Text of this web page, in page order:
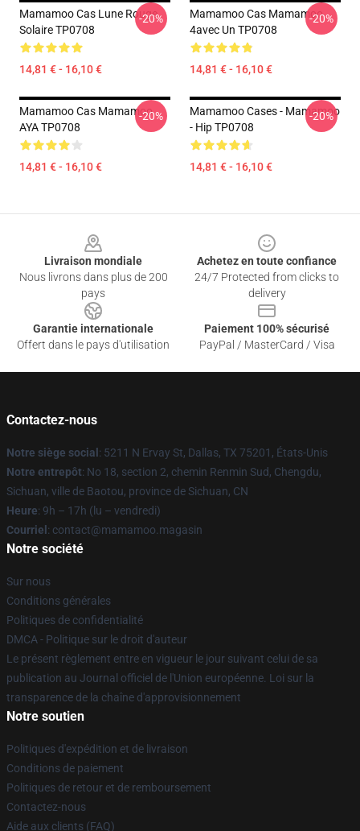
Mamamoo Cas Lune Rouge
Solaire TP0708
14,81 € - 16,10 €
-20%
Mamamoo Cas Mamamoo
4avec Un TP0708
14,81 € - 16,10 €
-20%
Mamamoo Cas Mamamoo
AYA TP0708
14,81 € - 16,10 €
-20%
Mamamoo Cases - Mamamoo
- Hip TP0708
14,81 € - 16,10 €
-20%
Livraison mondiale
Nous livrons dans plus de 200
pays
Achetez en toute confiance
24/7 Protected from clicks to
delivery
Garantie internationale
Offert dans le pays d'utilisation
Paiement 100% sécurisé
PayPal / MasterCard / Visa
Contactez-nous
Notre siège social : 5211 N Ervay St, Dallas, TX 75201, États-Unis
Notre entrepôt: No 18, section 2, chemin Renmin Sud, Chengdu,
Sichuan, ville de Baotou, province de Sichuan, CN
Heure: 9h – 17h (lu – vendredi)
Courriel : contact@mamamoo.magasin
Notre société
Sur nous
Conditions générales
Politiques de confidentialité
DMCA - Politique sur le droit d'auteur
Le présent règlement entre en vigueur le jour suivant celui de sa
publication au Journal officiel de l'Union européenne. Loi sur la
transparence de la chaîne d'approvisionnement
Notre soutien
Politiques d'expédition et de livraison
Conditions de paiement
Politiques de retour et de remboursement
Contactez-nous
Aide aux clients (FAQ)